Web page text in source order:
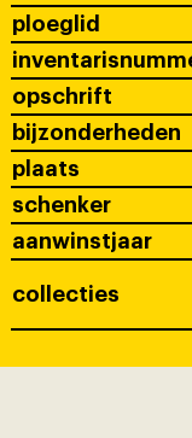
ploeglid
opschrift
bijzonderheden
plaats
schenker
aanwinstjaar
collecties